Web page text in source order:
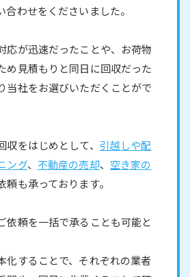
合わせをくださいました。
応が迅速だったことや、お荷物
め見積もりと同日に回収だった
当社をお選びいただくことがで
をはじめとして、 引越しや配
ング、 不動産の売却、 空き家の
頼も承っております。
依頼を一括で承ることも可能と
化することで、それぞれの業者